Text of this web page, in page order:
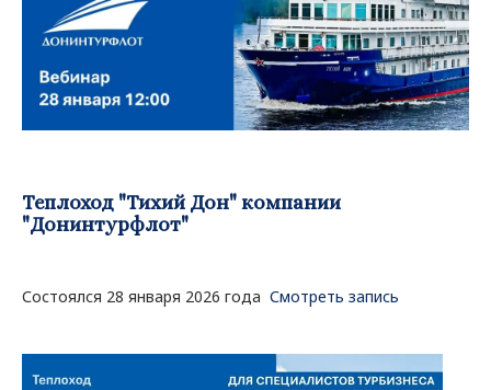
Теплоход "Тихий Дон" компании
"Донинтурфлот"
Состоялся 28 января 2026 года Смотреть запись